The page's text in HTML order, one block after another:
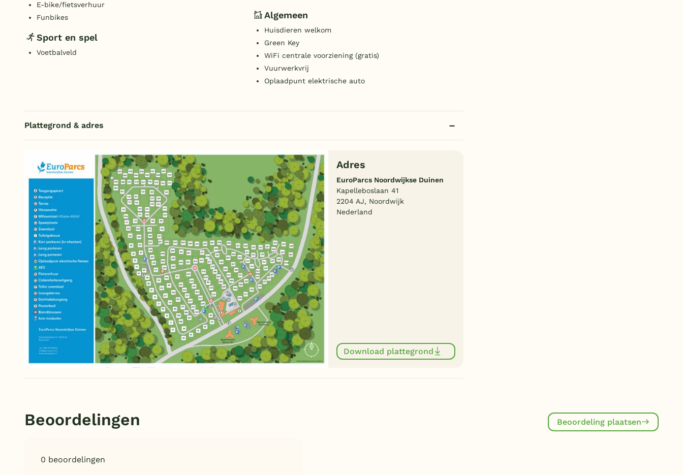
E-bike/fietsverhuur
Funbikes
Sport en spel
Voetbalveld
Algemeen
Huisdieren welkom
Green Key
WiFi centrale voorziening (gratis)
Vuurwerkvrij
Oplaadpunt elektrische auto
Plattegrond & adres
Adres
EuroParcs Noordwijkse Duinen
Kapelleboslaan 41
2204 AJ, Noordwijk
Nederland
Download plattegrond
Beoordelingen Beoordeling plaatsen
0 beoordelingen